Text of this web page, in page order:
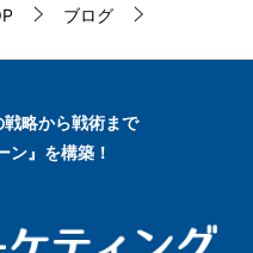
ブログ
戦略から戦術まで
ン』を構築！